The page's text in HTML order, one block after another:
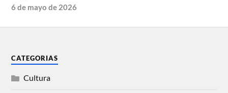
6 de mayo de 2026
CATEGORIAS
Cultura